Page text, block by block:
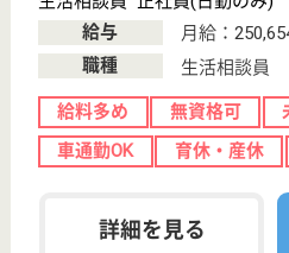
次のステップへ
サービス紹介
クリックジョブ介護とは